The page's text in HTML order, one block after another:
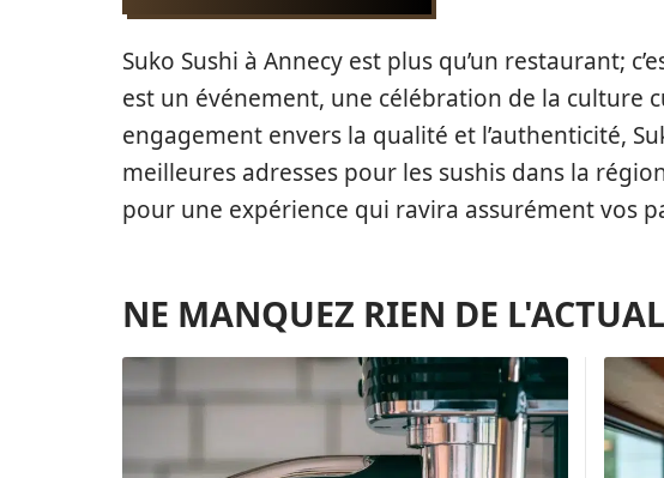
Suko Sushi à Annecy est plus qu’un restaurant;
est un événement, une célébration de la culture
engagement envers la qualité et l’authenticité,
meilleures adresses pour les sushis dans la
pour une expérience qui ravira assurément vos
NE MANQUEZ RIEN DE